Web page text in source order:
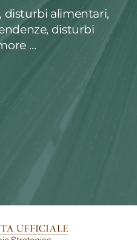
disturbi alimentari,
disturbi
…